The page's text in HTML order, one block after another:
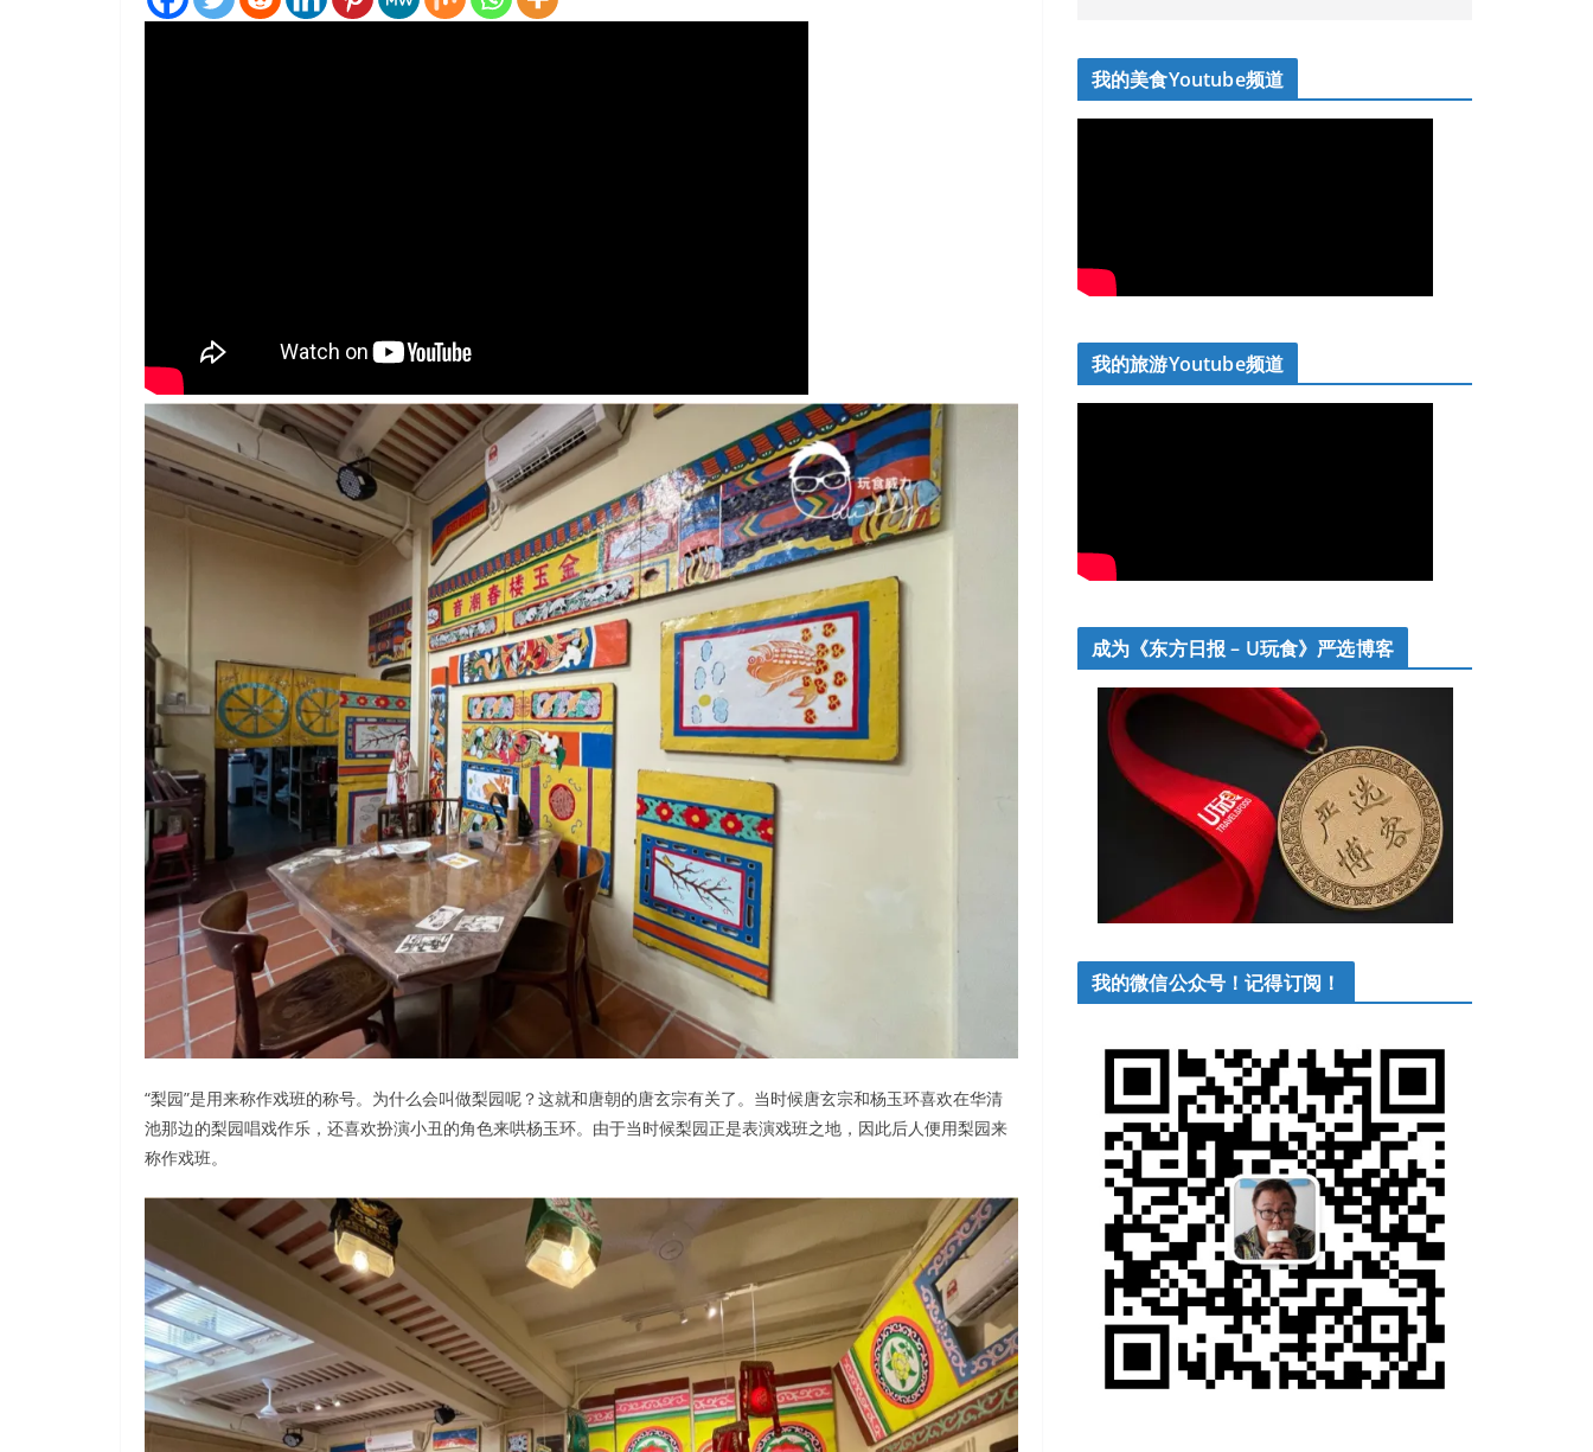
“梨园”是用来称作戏班的称号。为什么会叫做梨园呢？这就和唐朝的唐玄宗有关了。当时候唐玄宗和杨玉环喜欢在华清
池那边的梨园唱戏作乐，还喜欢扮演小丑的角色来哄杨玉环。由于当时候梨园正是表演戏班之地，因此后人便用梨园来
称作戏班。
我的美食Youtube频道
我的旅游Youtube频道
成为《东方日报 – U玩食》严选博客
我的微信公众号！记得订阅！